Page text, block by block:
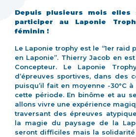
Depuis plusieurs mois elles
participer au Laponie
féminin !
Le Laponie trophy est le “1er raid
en Laponie”. Thierry Jacob en
Concepteur. Le Laponie
d’épreuves sportives, dans des
puisqu’il fait en moyenne -30°C à
cette période. En binôme et au
allons vivre une expérience
traversant des épreuves
la magie du paysage de la
seront difficiles mais la solidarité